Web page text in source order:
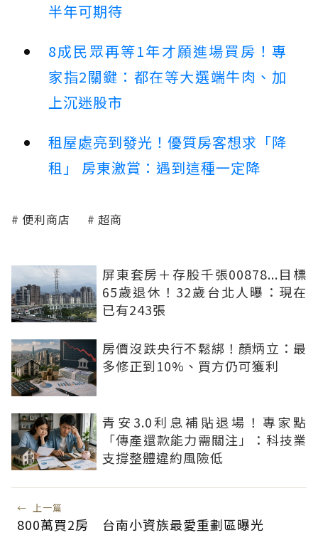
半年可期待
8成民眾再等1年才願進場買房！專
家指2關鍵：都在等大選端牛肉、加
上沉迷股市
租屋處亮到發光！優質房客想求「降
租」 房東激賞：遇到這種一定降
便利商店 超商
屏東套房＋存股千張00878...目標
65歲退休！32歲台北人曝：現在
已有243張
房價沒跌央行不鬆綁！顏炳立：最
多修正到10%、買方仍可獲利
青安3.0利息補貼退場！專家點
「傳產還款能力需關注」：科技業
支撐整體違約風險低
← 上一篇
800萬買2房 台南小資族最愛重劃區曝光